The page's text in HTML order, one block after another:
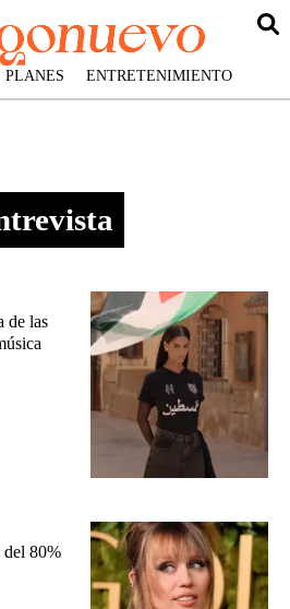
PLANES ENTRETENIMIENTO
de las
del 80%